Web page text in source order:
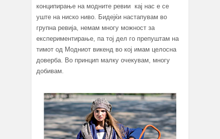
конципирање на модните ревии кај нас е се
уште на ниско ниво. Бидејќи настапувам во
групна ревија, немам многу можност за
експериментирање, па тој дел го препуштам на
тимот од Модниот викенд во кој имам целосна
доверба. Во принцип малку очекувам, многу
добивам.